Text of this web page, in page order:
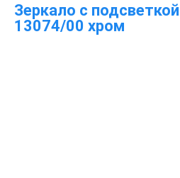
Зеркало с
13074/00 хром